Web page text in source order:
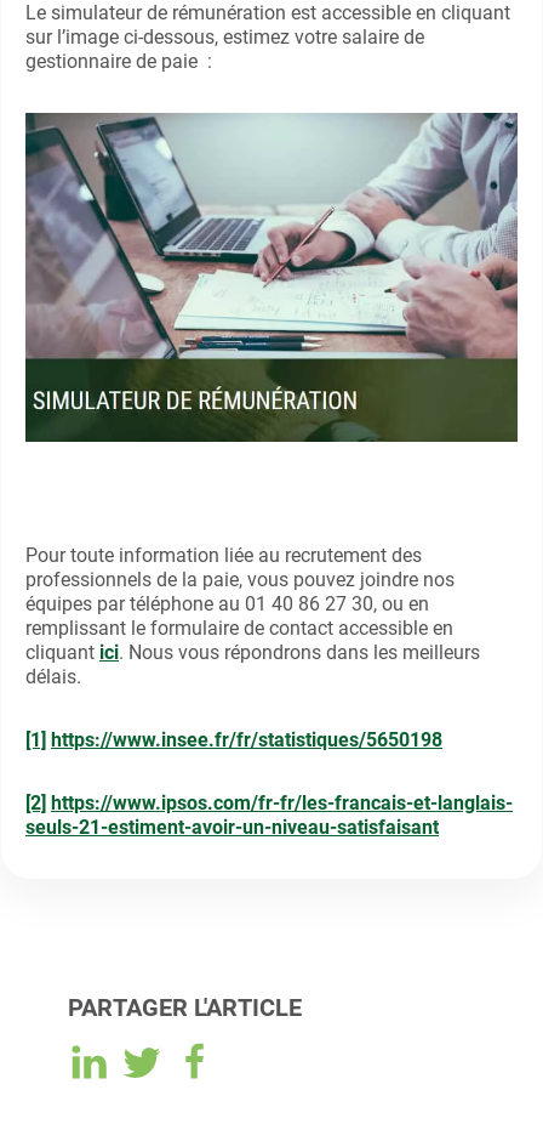
Le simulateur de rémunération est accessible en cliquant
sur l’image ci-dessous, estimez votre salaire de
gestionnaire de paie :
Pour toute information liée au recrutement des
professionnels de la paie, vous pouvez joindre nos
équipes par téléphone au 01 40 86 27 30, ou en
remplissant le formulaire de contact accessible en
cliquant ici. Nous vous répondrons dans les meilleurs
délais.
[1] https://www.insee.fr/fr/statistiques/5650198
[2] https://www.ipsos.com/fr-fr/les-francais-et-langlais-
seuls-21-estiment-avoir-un-niveau-satisfaisant
PARTAGER L'ARTICLE